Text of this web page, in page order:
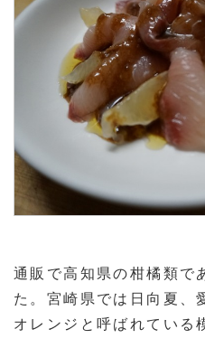
通販で高知県の柑橘類で
た。宮崎県では日向夏、
オレンジと呼ばれている